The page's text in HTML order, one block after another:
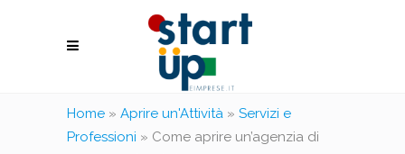
Home » Aprire un'Attività » Servizi e
Professioni » Come aprire un’agenzia di